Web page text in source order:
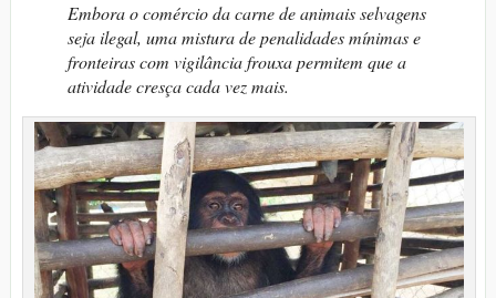
Embora o comércio da carne de animais selvagens
seja ilegal, uma mistura de penalidades mínimas e
fronteiras com vigilância frouxa permitem que a
atividade cresça cada vez mais.